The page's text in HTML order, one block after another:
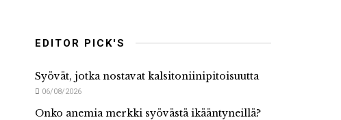
EDITOR PICK'S
Syövät, jotka nostavat kalsitoniinipitoisuutta
06/08/2026
Onko anemia merkki syövästä ikääntyneillä?